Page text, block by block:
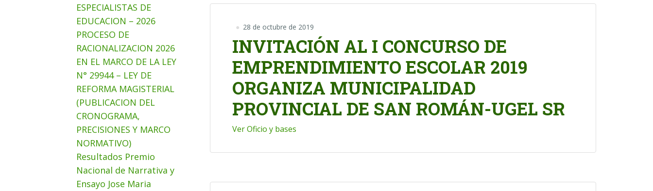
28 de octubre de 2019
INVITACIÓN AL I CONCURSO DE
EMPRENDIMIENTO ESCOLAR 2019
ORGANIZA MUNICIPALIDAD
PROVINCIAL DE SAN ROMÁN-UGEL SR
Ver Oficio y bases
ESPECIALISTAS DE
EDUCACION – 2026
PROCESO DE
RACIONALIZACION 2026
EN EL MARCO DE LA LEY
N° 29944 – LEY DE
REFORMA MAGISTERIAL
(PUBLICACION DEL
CRONOGRAMA,
PRECISIONES Y MARCO
NORMATIVO)
Resultados Premio
Nacional de Narrativa y
Ensayo Jose Maria